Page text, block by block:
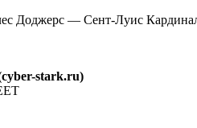
Доджерс — Сент-Луис
stark.ru)